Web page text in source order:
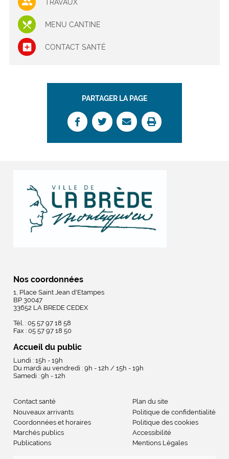
TRAVAUX
MENU CANTINE
CONTACT SANTÉ
PARTAGER LA PAGE
Nos coordonnées
1, Place Saint Jean d'Etampes
BP 30047
33652 LA BREDE CEDEX
Tél. : 05 57 97 18 58
Fax : 05 57 97 18 50
Accueil du public
Lundi : 15h - 19h
Du mardi au vendredi : 9h - 12h / 15h - 19h
Samedi : 9h - 12h
Contact santé
Nouveaux arrivants
Coordonnées et horaires
Marchés publics
Publications
Plan du site
Politique de confidentialité
Politique des cookies
Accessibilité
Mentions Légales